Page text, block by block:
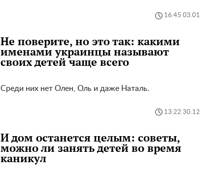
16:45 03.01
Не поверите, но это так: какими
именами украинцы называют
своих детей чаще всего
Среди них нет Олен, Оль и даже Наталь.
13:22 30.12
И дом останется целым: советы,
можно ли занять детей во время
каникул